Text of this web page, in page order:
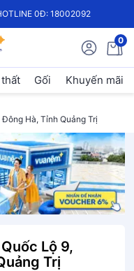
0Đ: 18002092
0
Gối Khuyến mãi
Hà, Tỉnh Quảng Trị
Lộ 9,
Trị